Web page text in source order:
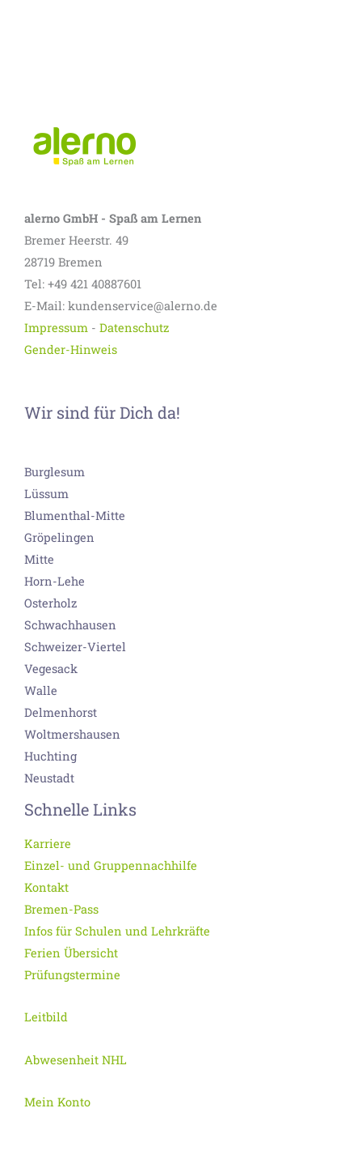
alerno GmbH - Spaß am Lernen
Bremer Heerstr. 49
28719 Bremen
Tel: +49 421 40887601
E-Mail: kundenservice@alerno.de
Impressum - Datenschutz
Gender-Hinweis
Wir sind für Dich da!
Burglesum
Lüssum
Blumenthal-Mitte
Gröpelingen
Mitte
Horn-Lehe
Osterholz
Schwachhausen
Schweizer-Viertel
Vegesack
Walle
Delmenhorst
Woltmershausen
Huchting
Neustadt
Schnelle Links
Karriere
Einzel- und Gruppennachhilfe
Kontakt
Bremen-Pass
Infos für Schulen und Lehrkräfte
Ferien Übersicht
Prüfungstermine
Leitbild
Abwesenheit NHL
Mein Konto